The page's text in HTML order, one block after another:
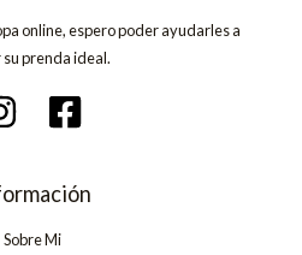
online, espero poder ayudarles a
prenda ideal.
Sobre Mi